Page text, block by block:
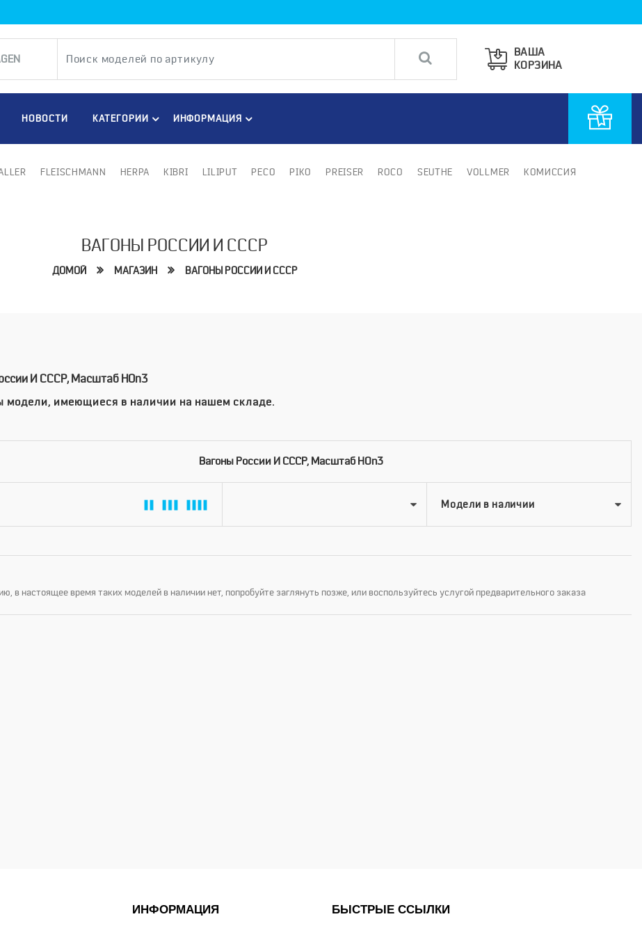
ВАША
КОРЗИНА
НОВОСТИ КАТЕГОРИИ ИНФОРМАЦИЯ
FLEISCHMANN HERPA KIBRI LILIPUT PECO PIKO PREISER ROCO SEUTHE VOLLMER КОМИССИЯ
ВАГОНЫ РОССИИ И СССР
ДОМОЙ МАГАЗИН ВАГОНЫ РОССИИ И СССР
И СССР, Масштаб HOn3
модели, имеющиеся в наличии на нашем складе.
Вагоны России И СССР, Масштаб HOn3
в настоящее время таких моделей в наличии нет, попробуйте заглянуть позже, или воспользуйтесь услугой предварительного заказа
ИНФОРМАЦИЯ БЫСТРЫЕ ССЫЛКИ